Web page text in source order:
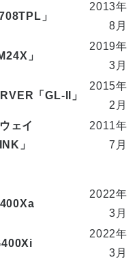
」
2013年
8月
」
2019年
3月
「GL-II」
2015年
2月
ェイ
」
2011年
7月
2022年
3月
2022年
3月